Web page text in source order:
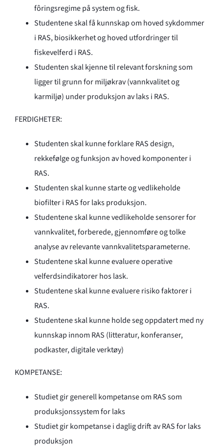
fôringsregime på system og fisk.
Studentene skal få kunnskap om hoved sykdommer
i RAS, biosikkerhet og hoved utfordringer til
fiskevelferd i RAS.
Studenten skal kjenne til relevant forskning som
ligger til grunn for miljøkrav (vannkvalitet og
karmiljø) under produksjon av laks i RAS.
FERDIGHETER:
Studenten skal kunne forklare RAS design,
rekkefølge og funksjon av hoved komponenter i
RAS.
Studenten skal kunne starte og vedlikeholde
biofilter i RAS for laks produksjon.
Studentene skal kunne vedlikeholde sensorer for
vannkvalitet, forberede, gjennomføre og tolke
analyse av relevante vannkvalitetsparameterne.
Studentene skal kunne evaluere operative
velferdsindikatorer hos lask.
Studentene skal kunne evaluere risiko faktorer i
RAS.
Studentene skal kunne holde seg oppdatert med ny
kunnskap innom RAS (litteratur, konferanser,
podkaster, digitale verktøy)
KOMPETANSE:
Studiet gir generell kompetanse om RAS som
produksjonssystem for laks
Studiet gir kompetanse i daglig drift av RAS for laks
produksjon